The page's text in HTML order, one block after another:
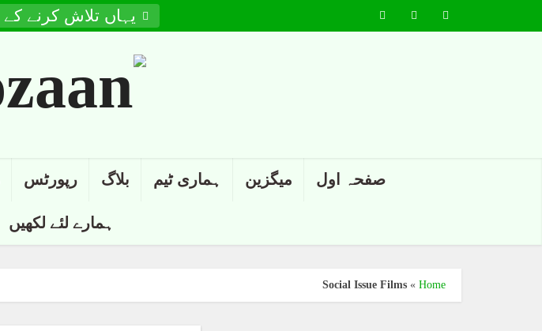
صفحہ اول میگزین ہماری ٹیم بلاگ رپورٹس
ہمارے لئے لکھیں
Home
»
Social Issue Films